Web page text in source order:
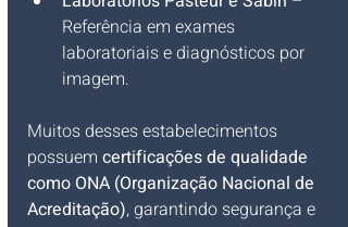
Referência em exames
laboratoriais e diagnósticos por
imagem.
Muitos desses estabelecimentos
possuem certificações de qualidade
como ONA (Organização Nacional de
Acreditação), garantindo segurança e